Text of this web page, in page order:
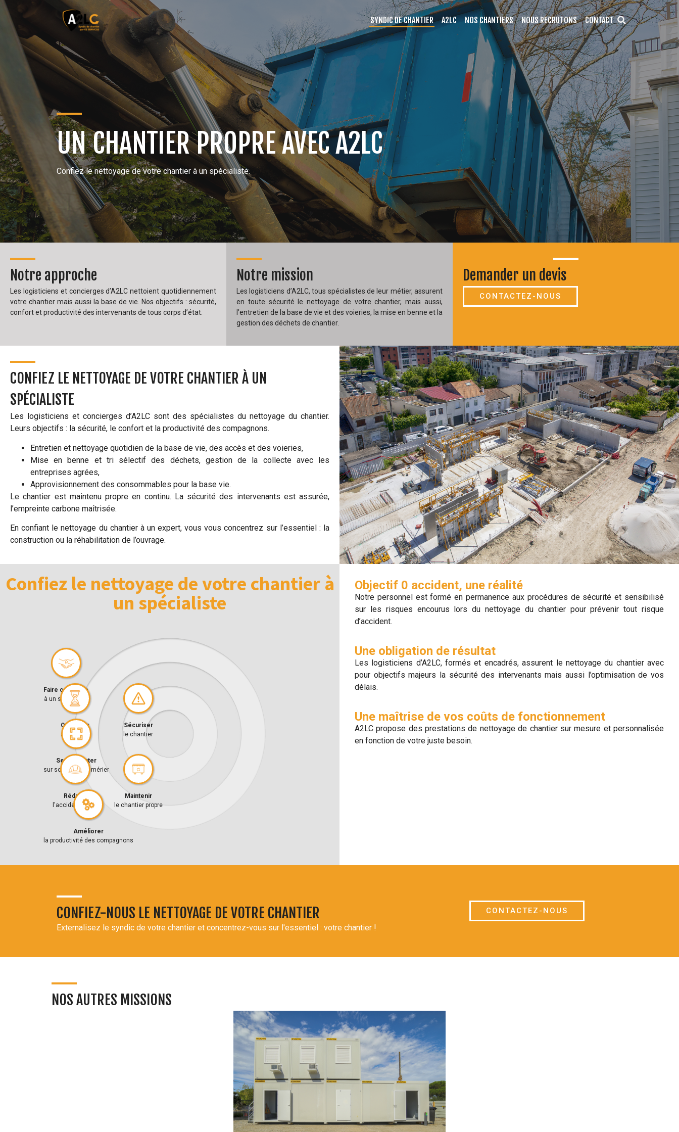
SYNDIC DE CHANTIER A2LC NOS CHANTIERS NOUS RECRUTONS CONTACT
UN CHANTIER PROPRE AVEC A2LC
Confiez le nettoyage de votre chantier à un spécialiste.
Notre approche
Les logisticiens et concierges d’A2LC nettoient quotidiennement
votre chantier mais aussi la base de vie. Nos objectifs : sécurité,
confort et productivité des intervenants de tous corps d’état.
Notre mission
Les logisticiens d’A2LC, tous spécialistes de leur métier, assurent
en toute sécurité le nettoyage de votre chantier, mais aussi,
l’entretien de la base de vie et des voieries, la mise en benne et la
gestion des déchets de chantier.
Demander un devis
CONTACTEZ-NOUS
CONFIEZ LE NETTOYAGE DE VOTRE CHANTIER À UN
SPÉCIALISTE
Les logisticiens et concierges d’A2LC sont des spécialistes du nettoyage du chantier.
Leurs objectifs : la sécurité, le confort et la productivité des compagnons.
Entretien et nettoyage quotidien de la base de vie, des accès et des voieries,
Mise en benne et tri sélectif des déchets, gestion de la collecte avec les
entreprises agrées,
Approvisionnement des consommables pour la base vie.
Le chantier est maintenu propre en continu. La sécurité des intervenants est assurée,
l’empreinte carbone maîtrisée.
En confiant le nettoyage du chantier à un expert, vous vous concentrez sur l’essentiel : la
construction ou la réhabilitation de l’ouvrage.
Confiez le nettoyage de votre chantier à
un spécialiste
Faire confiance
à un spécialiste
Optimiser
ses délais
Sécuriser
le chantier
Se concenter
sur son cœur de mérier
Réduire
l'accidentologie
Maintenir
le chantier propre
Améliorer
la productivité des compagnons
Objectif 0 accident, une réalité
Notre personnel est formé en permanence aux procédures de sécurité et sensibilisé
sur les risques encourus lors du nettoyage du chantier pour prévenir tout risque
d’accident.
Une obligation de résultat
Les logisticiens d’A2LC, formés et encadrés, assurent le nettoyage du chantier avec
pour objectifs majeurs la sécurité des intervenants mais aussi l’optimisation de vos
délais.
Une maîtrise de vos coûts de fonctionnement
A2LC propose des prestations de nettoyage de chantier sur mesure et personnalisée
en fonction de votre juste besoin.
CONFIEZ-NOUS LE NETTOYAGE DE VOTRE CHANTIER
Externalisez le syndic de votre chantier et concentrez-vous sur l'essentiel : votre chantier !
CONTACTEZ-NOUS
NOS AUTRES MISSIONS